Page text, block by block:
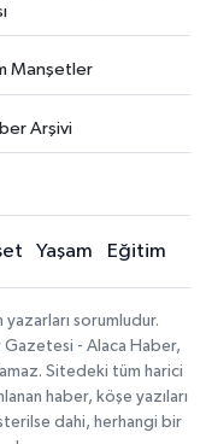
Manşetler
Arşivi
Yaşam Eğitim
sorumludur.
Gazetesi - Alaca Haber,
Sitedeki tüm harici
haber, köşe yazıları
dahi, herhangi bir